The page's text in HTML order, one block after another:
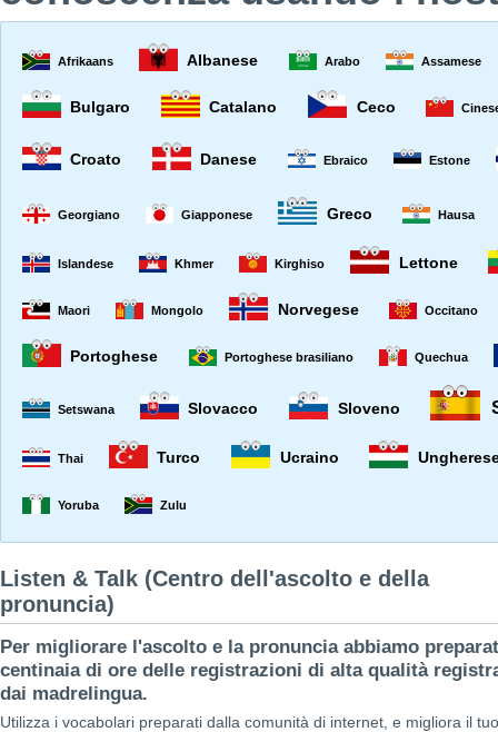
Afrikaans Albanese Arabo Assamese
Bulgaro Catalano Ceco
Croato Danese Ebraico Estone
Georgiano Giapponese Greco Hausa
Islandese Khmer Kirghiso Lettone
Maori Mongolo Norvegese Occitano
Portoghese Portoghese brasiliano Quechua
Setswana Slovacco Sloveno
Thai Turco Ucraino
Yoruba Zulu
Listen & Talk (Centro dell'ascolto e della
pronuncia)
Per migliorare l'ascolto e la pronuncia abbiamo
centinaia di ore delle registrazioni di alta qualità
dai madrelingua.
Utilizza i vocabolari preparati dalla comunità di internet, e migliora il tuo